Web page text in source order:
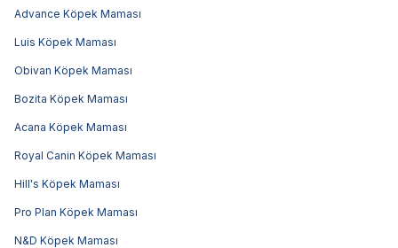
Advance Köpek Maması
Luis Köpek Maması
Obivan Köpek Maması
Bozita Köpek Maması
Acana Köpek Maması
Royal Canin Köpek Maması
Hill's Köpek Maması
Pro Plan Köpek Maması
N&D Köpek Maması